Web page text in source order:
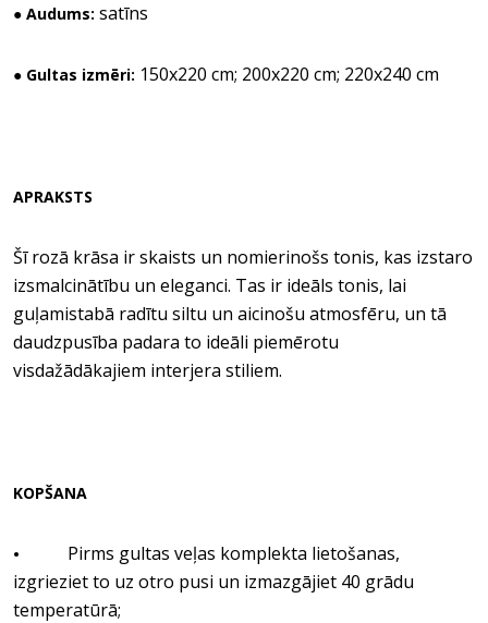
● Audums: satīns
● Gultas izmēri: 150x220 cm; 200x220 cm; 220x240 cm
APRAKSTS
Šī rozā krāsa ir skaists un nomierinošs tonis, kas izstaro
izsmalcinātību un eleganci. Tas ir ideāls tonis, lai
guļamistabā radītu siltu un aicinošu atmosfēru, un tā
daudzpusība padara to ideāli piemērotu
visdažādākajiem interjera stiliem.
KOPŠANA
•
Pirms gultas veļas komplekta lietošanas,
izgrieziet to uz otro pusi un izmazgājiet 40 grādu
temperatūrā;